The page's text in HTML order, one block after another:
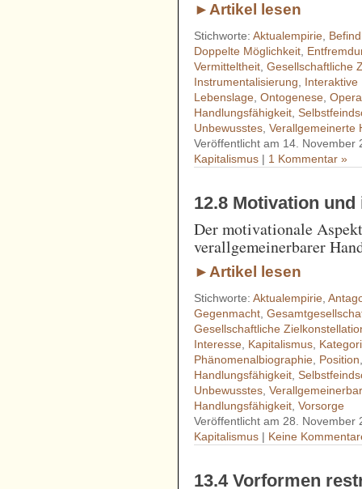
►Artikel lesen
Stichworte:Aktualempirie
Doppelte Möglichkeit
Vermitteltheit ,Gesellschaftliche
Instrumentalisierung
Interaktive
Lebenslage ,Ontogenese ,
Handlungsfähigkeit ,
Unbewusstes ,Verallgemeinerte
Veröffentlicht am 14. November
Kapitalismus | 1 Kommentar »
12.8 Motivation
Der motivationale
verallgemeinerbarer
►Artikel lesen
Stichworte:Aktualempirie ,
Gegenmacht ,
Gesellschaftliche
Interesse Kapitalismus
Phänomenalbiographie Position
Handlungsfähigkeit ,
Unbewusstes ,
Handlungsfähigkeit ,Vorsorge
Veröffentlicht am 28. November
Kapitalismus | Keine
13.4 Vorformen